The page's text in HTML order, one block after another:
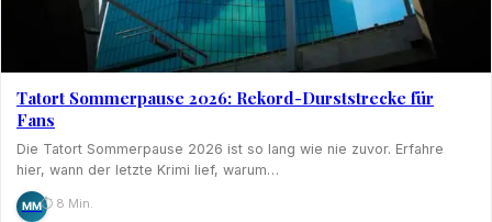
Tatort Sommerpause 2026: Rekord-Durststrecke für
Fans
Die Tatort Sommerpause 2026 ist so lang wie nie zuvor. Erfahre
hier, wann der letzte Krimi lief, warum…
MM⏱ 8 Min.